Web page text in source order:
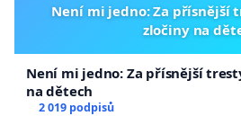
Není mi jedno: Za přísnější
zločiny na
Není mi jedno: Za přísnější
na dětech
2 019 podpisů